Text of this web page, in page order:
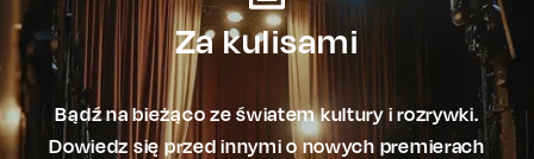
Za kulisami
Bądź na bieżąco ze światem kultury i rozrywki.
Dowiedz się przed innymi o nowych premierach